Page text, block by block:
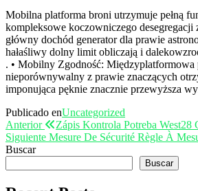
Mobilna platforma broni utrzymuje pełną
kompleksowe koczowniczego
główny dochód generator dla prawie
hałaśliwy dolny limit obliczają i
. • Mobilny Zgodność: Międzyplatformowa
nieporównywalny z prawie znaczących
imponująca pęknie znacznie przewyższa
Publicado enUncategorized
Navegación
de
Entrada
anterior
Anterior
Zápis Kontrola Potreba West28
Entrada
siguiente
Siguiente Mesure De Sécurité Règle À
Buscar
Buscar